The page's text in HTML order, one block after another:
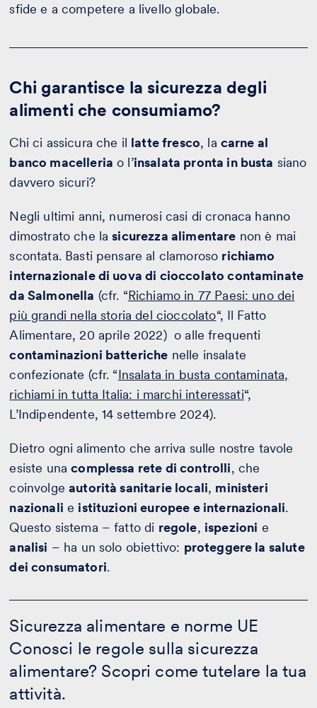
sfide e a competere a livello globale.
Chi garantisce la sicurezza degli
alimenti che consumiamo?
Chi ci assicura che il latte fresco, la carne al
banco macelleria o l’insalata pronta in busta siano
davvero sicuri?
Negli ultimi anni, numerosi casi di cronaca hanno
dimostrato che lasicurezza alimentare non è mai
scontata. Basti pensare al clamoroso richiamo
internazionale di uova di cioccolato contaminate
da Salmonella (cfr. “Richiamo in 77 Paesi: uno dei
più grandi nella storia del cioccolato“, Il Fatto
Alimentare, 20 aprile 2022) o alle frequenti
contaminazioni batteriche nelle insalate
confezionate (cfr. “Insalata in busta contaminata,
richiami in tutta Italia: i marchi interessati“,
L’Indipendente, 14 settembre 2024).
Dietro ogni alimento che arriva sulle nostre tavole
esiste unacomplessa rete di controlli, che
coinvolgeautorità sanitarie locali, ministeri
nazionali e istituzioni europee e internazionali.
Questo sistema – fatto di regole, ispezioni e
analisi – ha un solo obiettivo: proteggere la salute
dei consumatori.
Sicurezza alimentare e norme UE
Conosci le regole sulla sicurezza
alimentare? Scopri come tutelare la tua
attività.
alimentare
e
norme
-
Calcola
il